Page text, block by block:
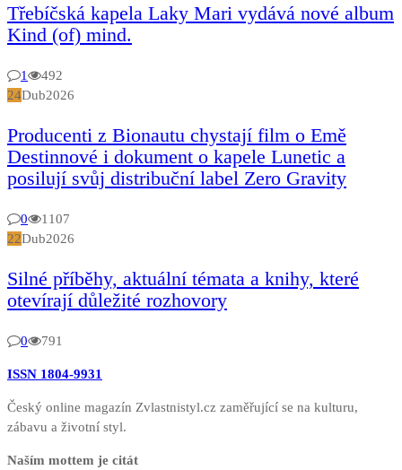
Třebíčská kapela Laky Mari vydává nové album
Kind (of) mind.
1
492
24Dub2026
Producenti z Bionautu chystají film o Emě
Destinnové i dokument o kapele Lunetic a
posilují svůj distribuční label Zero Gravity
0
1107
22Dub2026
Silné příběhy, aktuální témata a knihy, které
otevírají důležité rozhovory
0 791
ISSN 1804-9931
Český online magazín Zvlastnistyl.cz zaměřující se na kulturu,
zábavu a životní styl.
Naším mottem je citát